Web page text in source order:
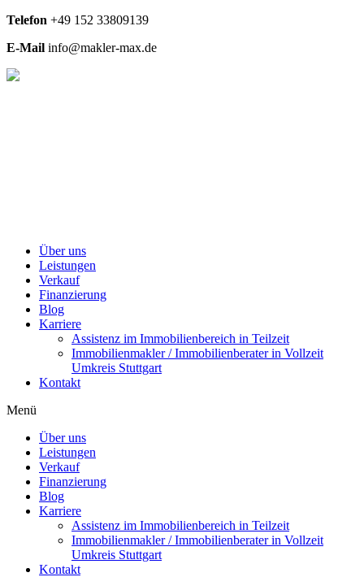
Telefon +49 152 33809139
E-Mail info@makler-max.de
Über uns
Leistungen
Verkauf
Finanzierung
Blog
Karriere
Assistenz im Immobilienbereich in Teilzeit
Immobilienmakler / Immobilienberater in Vollzeit
Umkreis Stuttgart
Kontakt
Menü
Über uns
Leistungen
Verkauf
Finanzierung
Blog
Karriere
Assistenz im Immobilienbereich in Teilzeit
Immobilienmakler / Immobilienberater in Vollzeit
Umkreis Stuttgart
Kontakt